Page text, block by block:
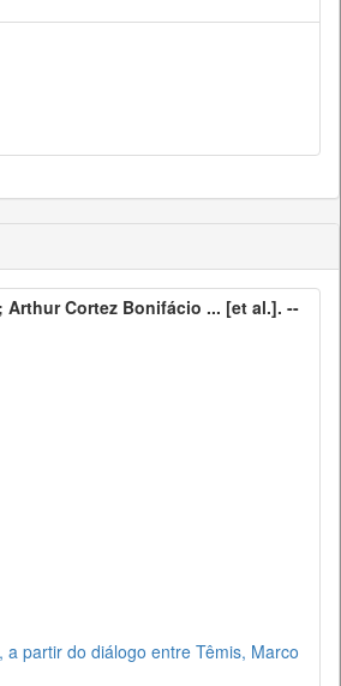
Arthur Cortez Bonifácio ... [et al.]. --
partir do diálogo entre Têmis, Marco